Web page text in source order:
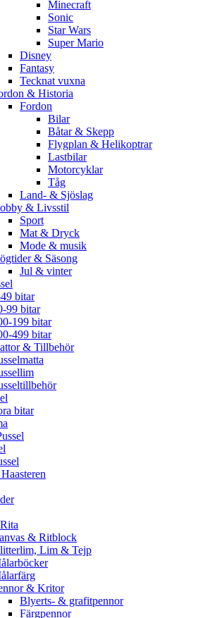
Minecraft
Sonic
Star Wars
Super Mario
Disney
Fantasy
Tecknat vuxna
& Historia
Fordon
Bilar
Båtar & Skepp
Flygplan & Helikoptrar
Lastbilar
Motorcyklar
Tåg
Land- & Sjöslag
& Livsstil
Sport
Mat & Dryck
Mode & musik
& Säsong
Jul & vinter
bitar
99 bitar
199 bitar
499 bitar
& Tillbehör
bitar
& Ritblock
Lim & Tejp
& Kritor
Blyerts- & grafitpennor
Färgpennor